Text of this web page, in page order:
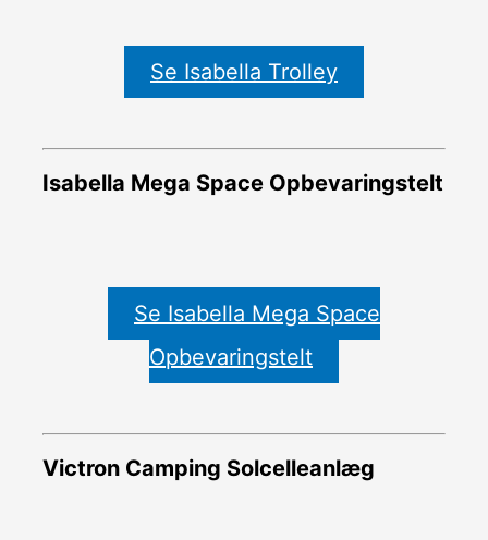
Se Isabella Trolley
Isabella Mega Space Opbevaringstelt
Se Isabella Mega Space
Opbevaringstelt
Victron Camping Solcelleanlæg